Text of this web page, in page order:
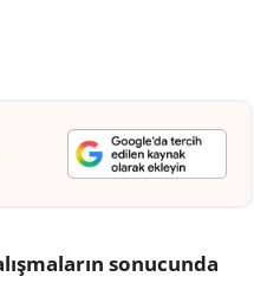
sonucunda